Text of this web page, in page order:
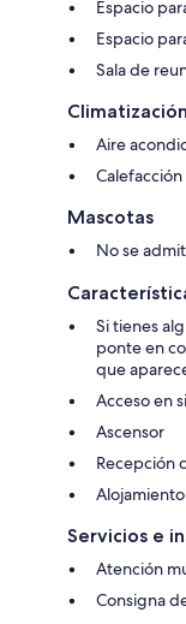
Espacio
Espacio
Sala de
Climatización
Aire
Calefacción
Mascotas
No se
Si tienes
ponte en
que
Acceso en
Ascensor
Recepción
Servicios e
Atención
Consigna